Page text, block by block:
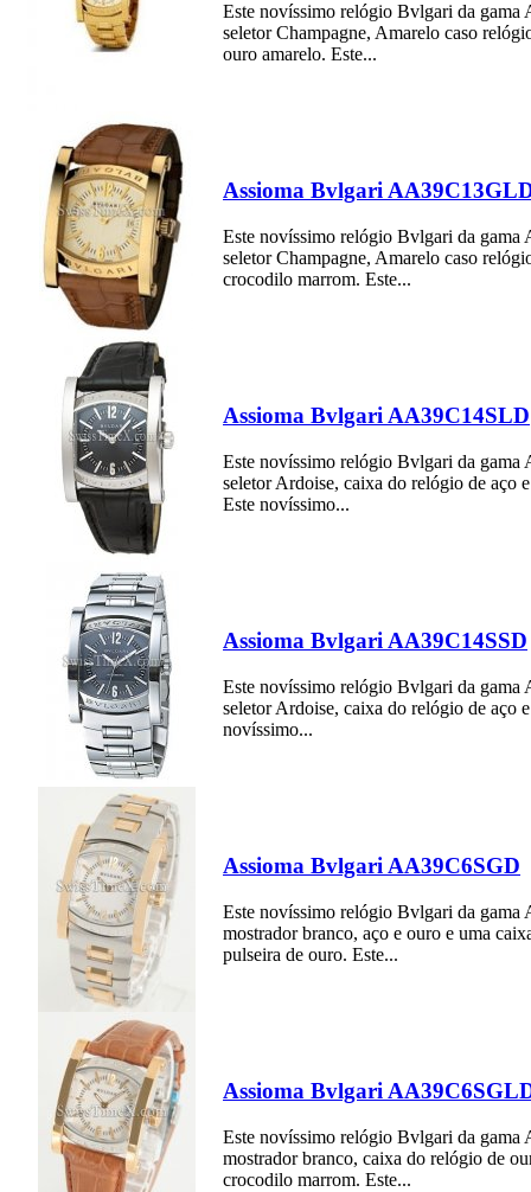
Este novíssimo relógio Bvlgari da gama
seletor Champagne, Amarelo caso
ouro amarelo. Este...
Assioma Bvlgari
Este novíssimo relógio Bvlgari da gama
seletor Champagne, Amarelo caso
crocodilo marrom. Este...
Assioma Bvlgari AA39C14SLD
Este novíssimo relógio Bvlgari da gama
seletor Ardoise, caixa do relógio de aço
Este novíssimo...
Assioma Bvlgari AA39C14SSD
Este novíssimo relógio Bvlgari da gama
seletor Ardoise, caixa do relógio de aço
novíssimo...
Assioma Bvlgari AA39C6SGD
Este novíssimo relógio Bvlgari da gama
mostrador branco, aço e ouro e uma
pulseira de ouro. Este...
Assioma Bvlgari
Este novíssimo relógio Bvlgari da gama
mostrador branco, caixa do relógio de
crocodilo marrom. Este...